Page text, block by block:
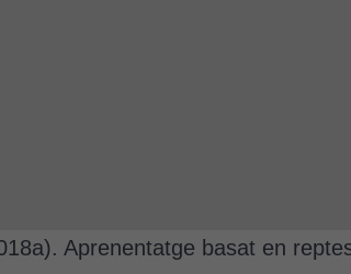
Aprenentatge basat en